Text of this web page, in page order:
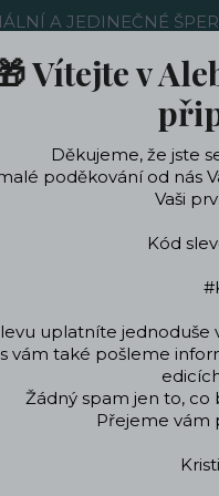
A JEDINEČNÉ
Nákup u nás Kontakty
a doplňky
ŠPERKY Náramky
Vítejte v
Děkujeme, že jste
poděkování od nás
Vaši
Kód
uplatníte jednoduše
vám také pošleme
Žádný spam jen to, co
Přejeme vám